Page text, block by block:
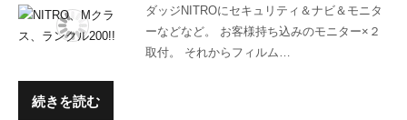
ダッジNITROにセキュリティ＆ナビ＆モニタ
ーなどなど。 お客様持ち込みのモニター×２
取付。 それからフィルム…
続きを読む